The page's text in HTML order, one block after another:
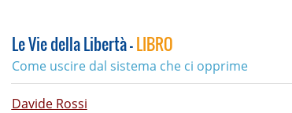
Le Vie della Libertà -LIBRO
Come uscire dal sistema che ci opprime
Davide Rossi